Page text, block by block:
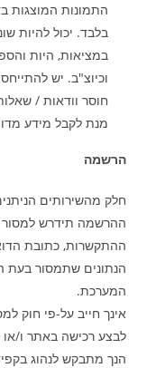
התמונות המוצגות
בלבד. יכול להיות
במציאות, היות
וכיוצ"ב. יש
חוסר וודאות /
מנת לקבל מידע
הרשמה
חלק מהשירותים
ההרשמה תידרש למסור
ההתקשרות, כתובת
הנתונים שתמסור בעת
המערכת.
אינך חייב על-פי חוק
לבצע רכישה באתר ו/
הנך מתבקש לנהוג